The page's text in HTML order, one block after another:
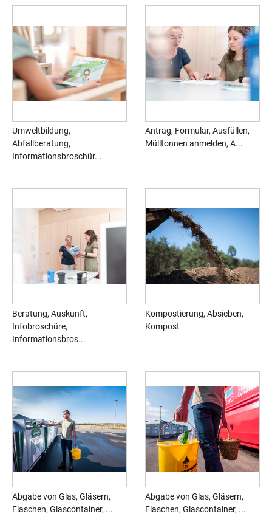
Umweltbildung,
Abfallberatung,
Informationsbroschür...
Antrag, Formular, Ausfüllen,
Mülltonnen anmelden, A...
Beratung, Auskunft,
Infobroschüre,
Informationsbros...
Kompostierung, Absieben,
Kompost
Abgabe von Glas, Gläsern,
Flaschen, Glascontainer, ...
Abgabe von Glas, Gläsern,
Flaschen, Glascontainer, ...